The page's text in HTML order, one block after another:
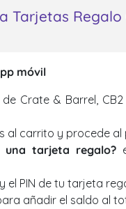
Tarjetas Regalo
móvil
Crate & Barrel,
al carrito y procede al
una tarjeta regalo?
el PIN de tu tarjeta
añadir el saldo al